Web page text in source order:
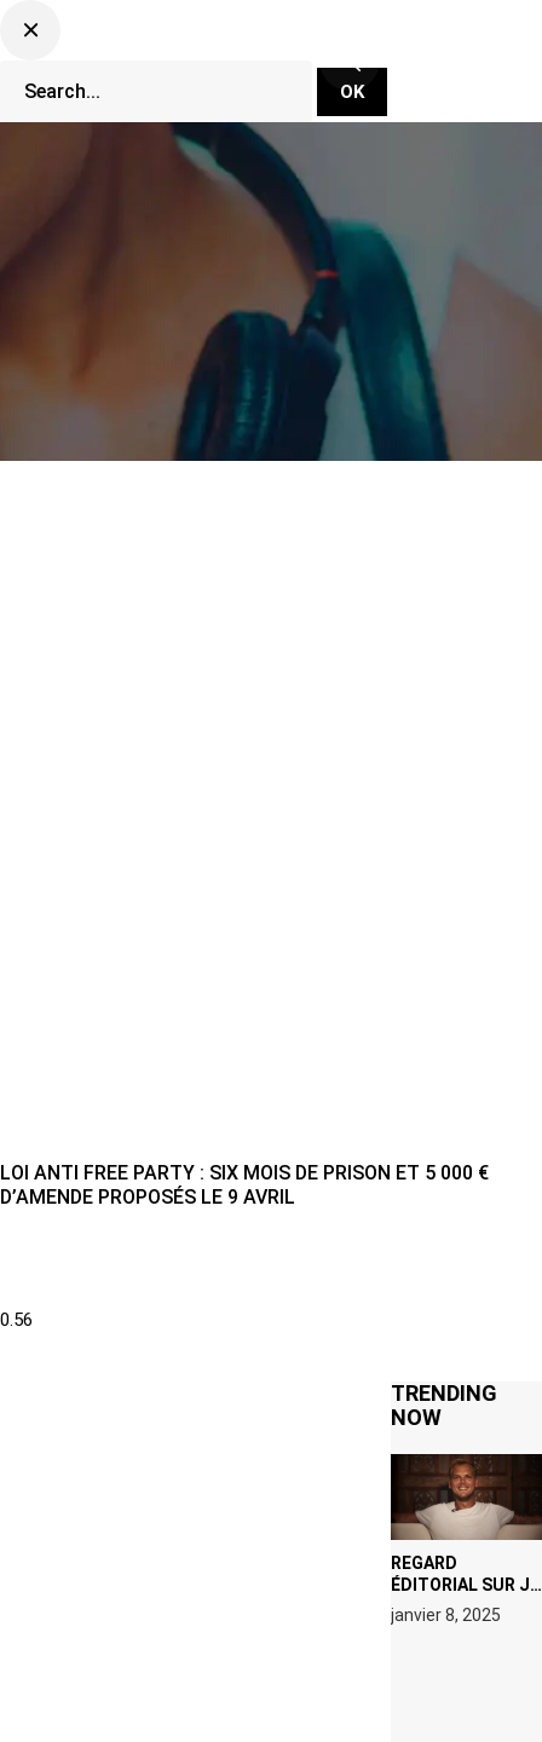
CLUBBING TV NETWORK
LOI ANTI FREE PARTY : SIX MOIS DE PRISON ET 5 000 €
D’AMENDE PROPOSÉS LE 9 AVRIL
TRENDING
NOW
REGARD
ÉDITORIAL SUR JE
M’APPELLE TIM
(NETFLIX) : AVICII,
janvier 8, 2025